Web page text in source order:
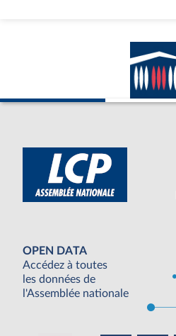
OPEN DATA
Accédez à toutes
les données de
l'Assemblée nationale